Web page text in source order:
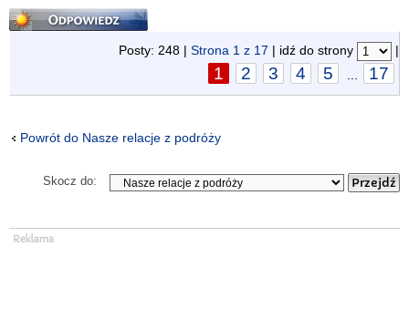
Odpowiedz
Posty: 248 | Strona 1 z 17 | idź do strony |
1 2 3 4 5 17
Powrót do Nasze relacje z podróży
Skocz do: